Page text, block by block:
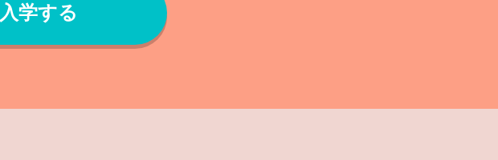
入学する